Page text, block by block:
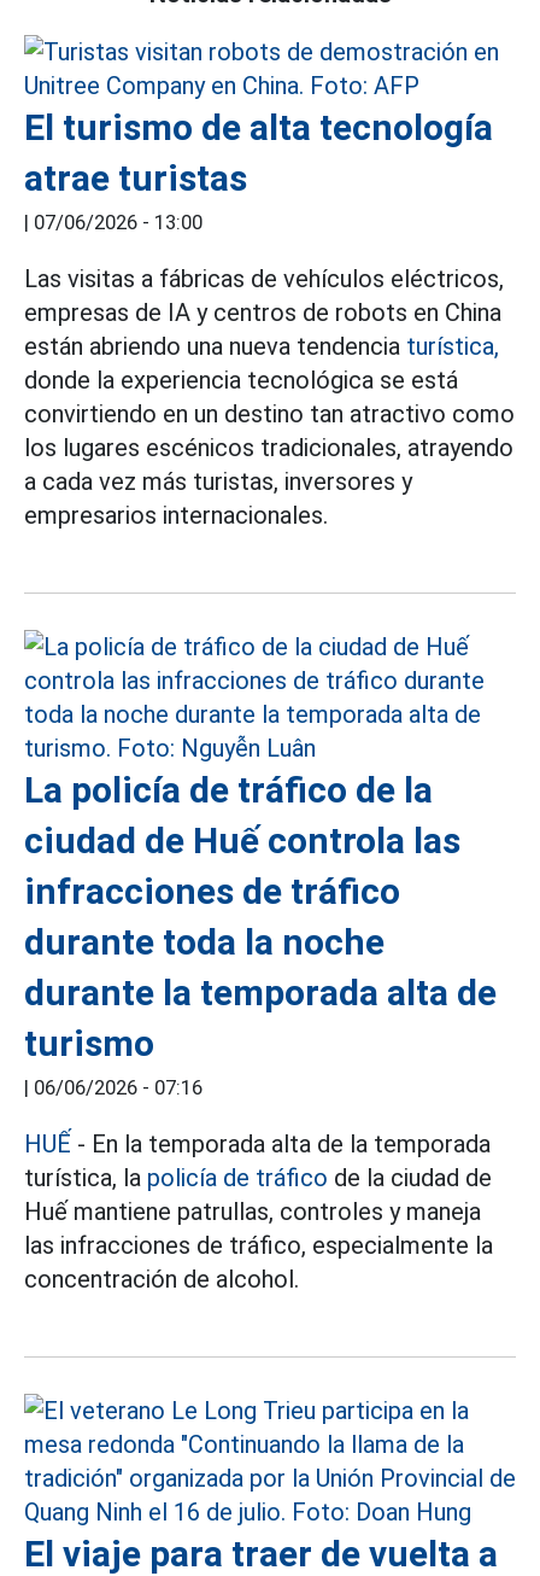
El turismo de alta tecnología
atrae turistas
| 07/06/2026 - 13:00
Las visitas a fábricas de vehículos eléctricos,
empresas de IA y centros de robots en China
están abriendo una nueva tendencia turística,
donde la experiencia tecnológica se está
convirtiendo en un destino tan atractivo como
los lugares escénicos tradicionales, atrayendo
a cada vez más turistas, inversores y
empresarios internacionales.
La policía de tráfico de la
ciudad de Huế controla las
infracciones de tráfico
durante toda la noche
durante la temporada alta de
turismo
| 06/06/2026 - 07:16
HUẾ - En la temporada alta de la temporada
turística, la policía de tráfico de la ciudad de
Huế mantiene patrullas, controles y maneja
las infracciones de tráfico, especialmente la
concentración de alcohol.
El viaje para traer de vuelta a